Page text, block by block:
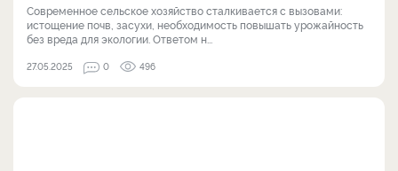
Современное сельское хозяйство сталкивается с вызовами:
истощение почв, засухи, необходимость повышать урожайность
без вреда для экологии. Ответом н...
27.05.2025 0 496